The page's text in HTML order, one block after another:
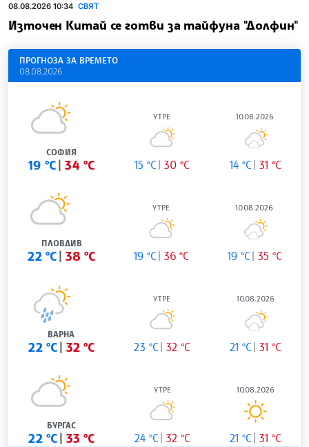
08.08.2026 10:34 СВЯТ
Източен Китай се готви за тайфуна "Долфин"
ПРОГНОЗА ЗА ВРЕМЕТО
08.08.2026
СОФИЯ
19 °C 34 °C
УТРЕ
15 °C 30 °C
10.08.2026
14 °C 31 °C
ПЛОВДИВ
22 °C 38 °C
УТРЕ
19 °C 36 °C
10.08.2026
19 °C 35 °C
ВАРНА
22 °C 32 °C
УТРЕ
23 °C 32 °C
10.08.2026
21 °C 31 °C
БУРГАС
22 °C 33 °C
УТРЕ
24 °C 32 °C
10.08.2026
21 °C 31 °C